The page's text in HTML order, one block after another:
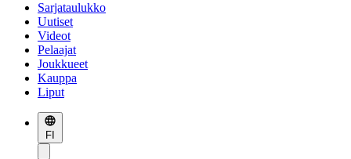
Sarjataulukko
Uutiset
Videot
Pelaajat
Joukkueet
Kauppa
Liput
FI